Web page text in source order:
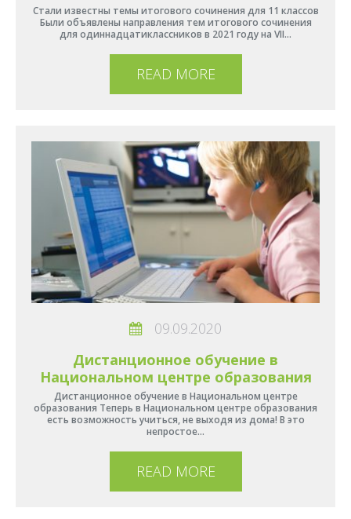
Стали известны темы итогового сочинения для 11 классов
Были объявлены направления тем итогового сочинения
для одиннадцатиклассников в 2021 году на VII…
READ MORE
09.09.2020
Дистанционное обучение в
Национальном центре образования
Дистанционное обучение в Национальном центре
образования Теперь в Национальном центре образования
есть возможность учиться, не выходя из дома! В это
непростое…
READ MORE